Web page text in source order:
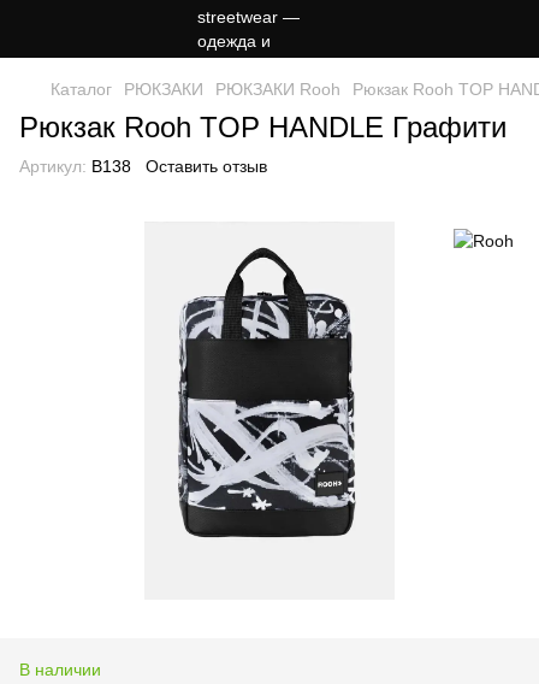
Каталог РЮКЗАКИ РЮКЗАКИ Rooh Рюкзак Rooh TOP
Рюкзак Rooh TOP HANDLE Графити
Артикул: B138 Оставить отзыв
В наличии